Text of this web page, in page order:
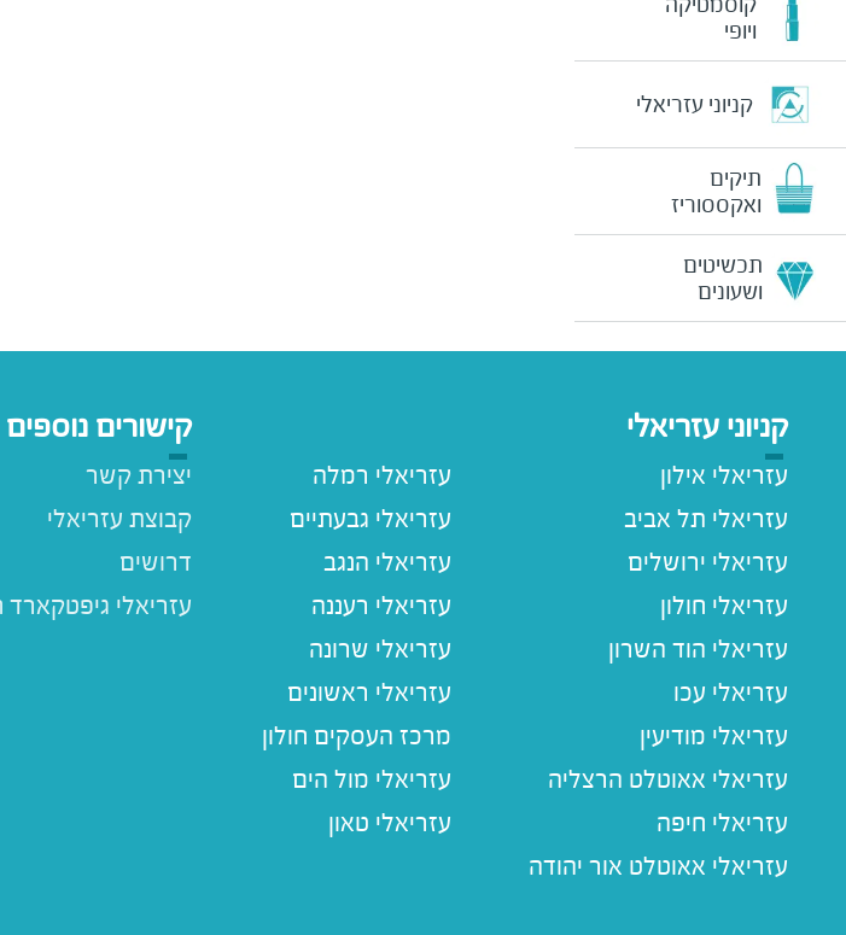
ויופי
קניוני עזריאלי
תיקים
ואקססוריז
תכשיטים
ושעונים
קניוני עזריאלי
עזריאלי אילון
עזריאלי תל אביב
עזריאלי ירושלים
עזריאלי חולון
עזריאלי הוד השרון
עזריאלי עכו
עזריאלי מודיעין
עזריאלי אאוטלט הרצליה
עזריאלי חיפה
עזריאלי אאוטלט אור יהודה
עזריאלי רמלה
עזריאלי גבעתיים
עזריאלי הנגב
עזריאלי רעננה
עזריאלי שרונה
עזריאלי ראשונים
מרכז העסקים חולון
עזריאלי מול הים
עזריאלי טאון
קישורים נוספים
יצירת קשר
קבוצת עזריאלי
דרושים